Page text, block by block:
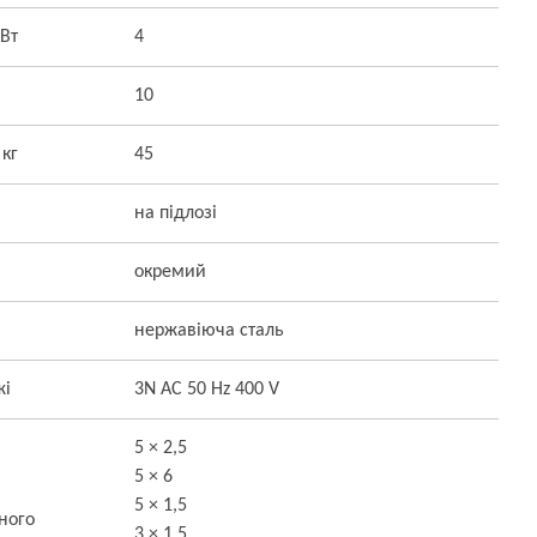
4
10
45
на підлозі
окремий
нержавіюча сталь
3N AC 50 Hz 400 V
5 × 2,5
5 × 6
5 × 1,5